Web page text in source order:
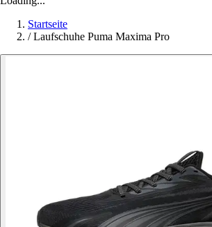
Startseite
/ Laufschuhe Puma Maxima Pro